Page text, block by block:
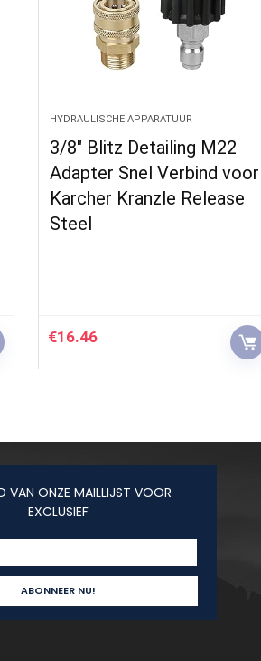
HYDRAULISCHE APPARATUUR
3/8″ Blitz Detailing M22
Adapter Snel Verbind voor
Karcher Kranzle Release
Steel
€16.46
VAN ONZE MAILLIJST VOOR
EXCLUSIEF